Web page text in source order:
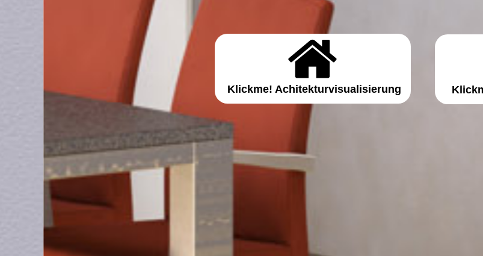
Klickme! Achitekturvisualisierung